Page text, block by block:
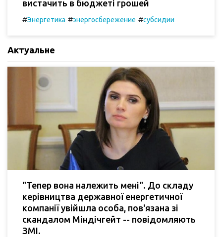
вистачить в бюджеті грошей
#Энергетика #энергосбережение #субсидии
Актуальне
"Тепер вона належить мені". До складу
керівництва державної енергетичної
компанії увійшла особа, пов'язана зі
скандалом Міндічгейт -- повідомляють
ЗМІ.